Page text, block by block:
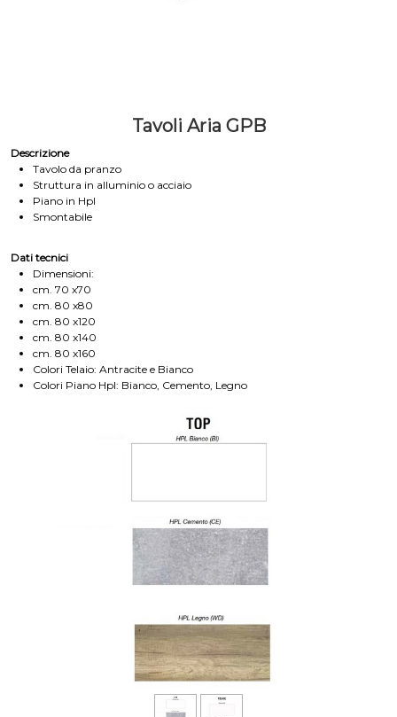
Tavoli Aria GPB
Descrizione
Tavolo da pranzo
Struttura in alluminio o acciaio
Piano in Hpl
Smontabile
Dati tecnici
Dimensioni:
cm. 70 x70
cm. 80 x80
cm. 80 x120
cm. 80 x140
cm. 80 x160
Colori Telaio: Antracite e Bianco
Colori Piano Hpl: Bianco, Cemento, Legno